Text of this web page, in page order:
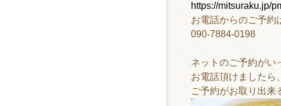
https://mitsuraku.jp/
お電話からのご予約
090-7884-0198
ネットのご予約がい
お電話頂けましたら
ご予約がお取り出来